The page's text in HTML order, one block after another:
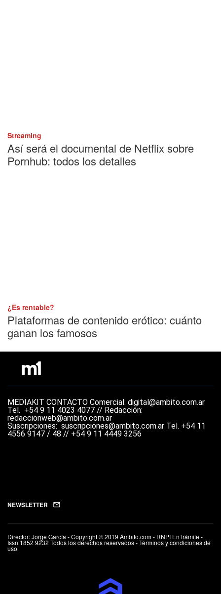
Streaming
Así será el documental de Netflix sobre
Pornhub: todos los detalles
¿Es rentable?
Plataformas de contenido erótico: cuánto
ganan los famosos
MEDIAKIT CONTACTO Comercial: digital@ambito.com.ar
Tel. +54 9 11 4023 4077 // Redacción:
redaccionweb@ambito.com.ar
Suscripciones: suscripciones@ambito.com.ar Tel. +54 11
4556 9147 / 48 // +54 9 11 4449 3256
NEWSLETTER
Director: Jorge García - Copyright © 2019 Ámbito.com - RNPI En trámite -
Issn 1852 9232 Todos los derechos reservados - Términos y condiciones de
uso